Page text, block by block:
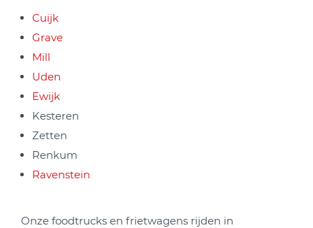
Cuijk
Grave
Mill
Uden
Ewijk
Kesteren
Zetten
Renkum
Ravenstein
Onze foodtrucks en frietwagens rijden in